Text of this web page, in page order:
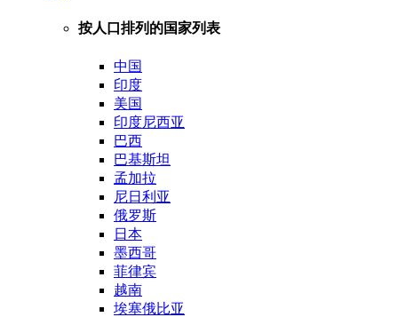
按人口排列的国家列表
中国
印度
美国
印度尼西亚
巴西
巴基斯坦
孟加拉
尼日利亚
俄罗斯
日本
墨西哥
菲律宾
越南
埃塞俄比亚